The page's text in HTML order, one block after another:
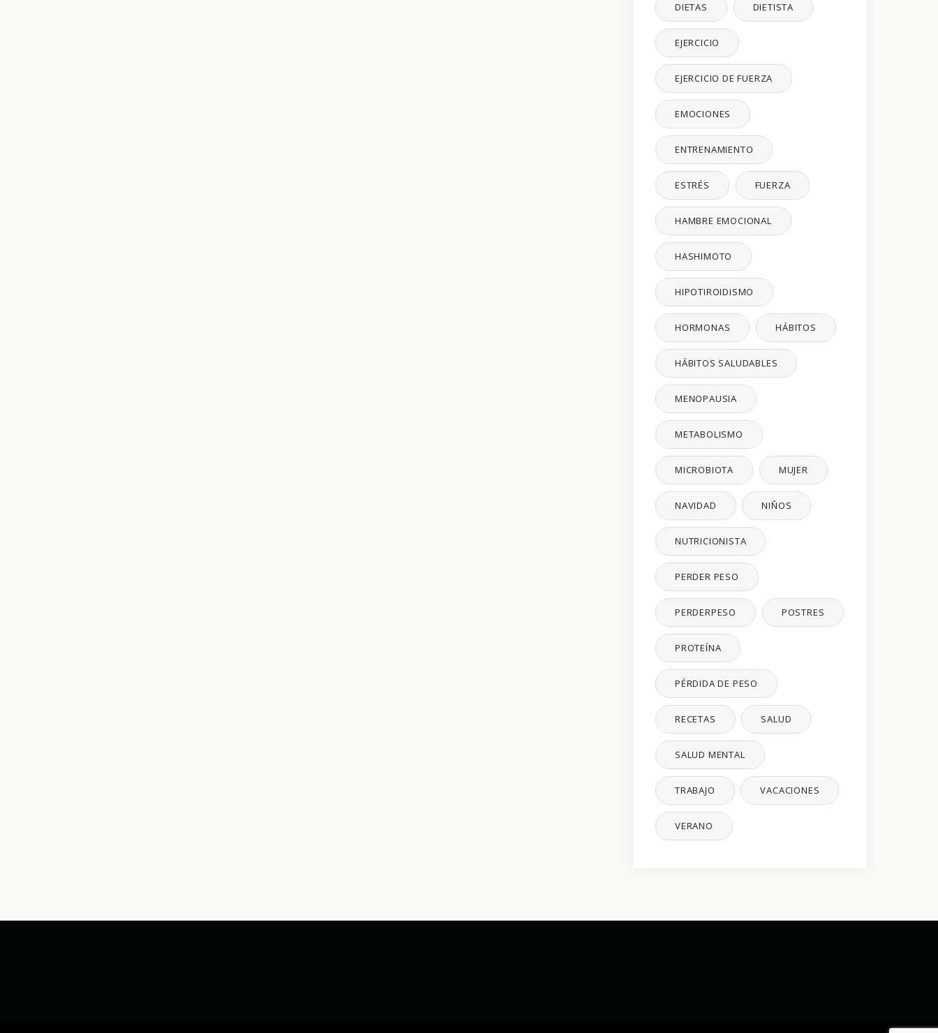
DIETAS DIETISTA
EJERCICIO
EJERCICIO DE FUERZA
EMOCIONES
ENTRENAMIENTO
ESTRÉS FUERZA
HAMBRE EMOCIONAL
HASHIMOTO
HIPOTIROIDISMO
HORMONAS HÁBITOS
HÁBITOS SALUDABLES
MENOPAUSIA
METABOLISMO
MICROBIOTA MUJER
NAVIDAD NIÑOS
NUTRICIONISTA
PERDER PESO
PERDERPESO POSTRES
PROTEÍNA
PÉRDIDA DE PESO
RECETAS SALUD
SALUD MENTAL
TRABAJO VACACIONES
VERANO